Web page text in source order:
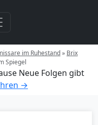
im Ruhestand» Brix
Spiegel
Neue Folgen gibt
→